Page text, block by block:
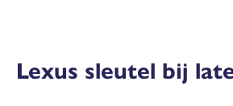
Lexus sleutel bij